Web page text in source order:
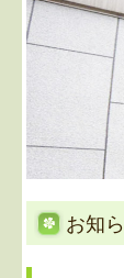
各
各
お知